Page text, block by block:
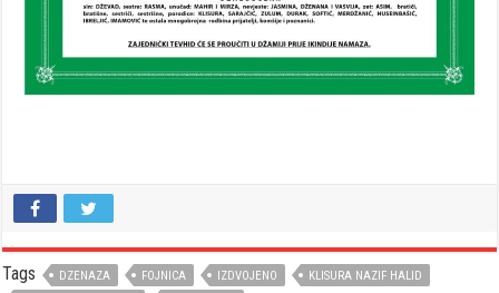
Tags DZENAZA FOJNICA IZDVOJENO
KLISURA NAZIF HALID